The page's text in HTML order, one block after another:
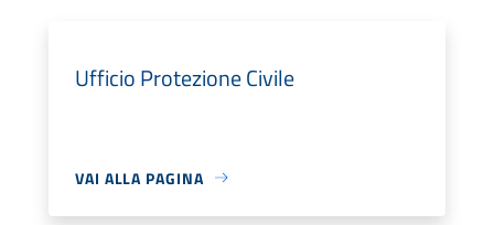
Ufficio Protezione Civile
VAI ALLA PAGINA